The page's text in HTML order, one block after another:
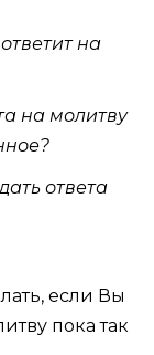
на
на молитву
ответа
если Вы
пока так